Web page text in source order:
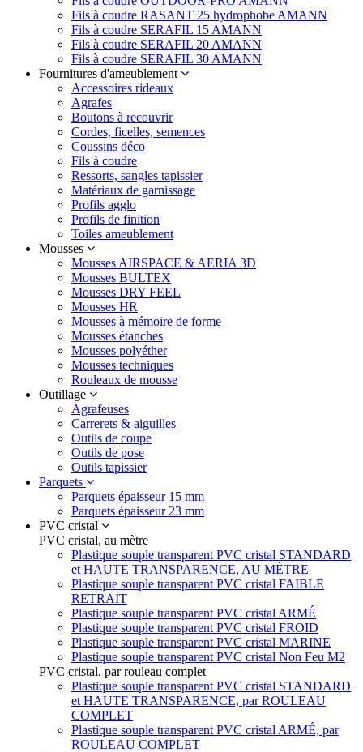
Fils à coudre RASANT 25 hydrophobe AMANN
Fils à coudre SERAFIL 15 AMANN
Fils à coudre SERAFIL 20 AMANN
Fils à coudre SERAFIL 30 AMANN
Fournitures d'ameublement
Accessoires rideaux
Agrafes
Boutons à recouvrir
Cordes, ficelles, semences
Coussins déco
Fils à coudre
Ressorts, sangles tapissier
Matériaux de garnissage
Profils agglo
Profils de finition
Toiles ameublement
Mousses
Mousses AIRSPACE & AERIA 3D
Mousses BULTEX
Mousses DRY FEEL
Mousses HR
Mousses à mémoire de forme
Mousses étanches
Mousses polyéther
Mousses techniques
Rouleaux de mousse
Outillage
Agrafeuses
Carrerets & aiguilles
Outils de coupe
Outils de pose
Outils tapissier
Parquets
Parquets épaisseur 15 mm
Parquets épaisseur 23 mm
PVC cristal
PVC cristal, au mètre
Plastique souple transparent PVC cristal STANDARD
et HAUTE TRANSPARENCE, AU MÈTRE
Plastique souple transparent PVC cristal FAIBLE
RETRAIT
Plastique souple transparent PVC cristal ARMÉ
Plastique souple transparent PVC cristal FROID
Plastique souple transparent PVC cristal MARINE
Plastique souple transparent PVC cristal Non Feu M2
PVC cristal, par rouleau complet
Plastique souple transparent PVC cristal STANDARD
et HAUTE TRANSPARENCE, par ROULEAU
COMPLET
Plastique souple transparent PVC cristal ARMÉ, par
ROULEAU COMPLET